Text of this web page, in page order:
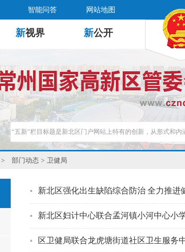
智能问答 网站地图
新视界 新公开
> 部门动态 > 卫健局
新北区强化出生缺陷综合防治 全力推进
新北区妇计中心联合孟河镇小河中心小
区卫健局联合龙虎塘街道社区卫生服务